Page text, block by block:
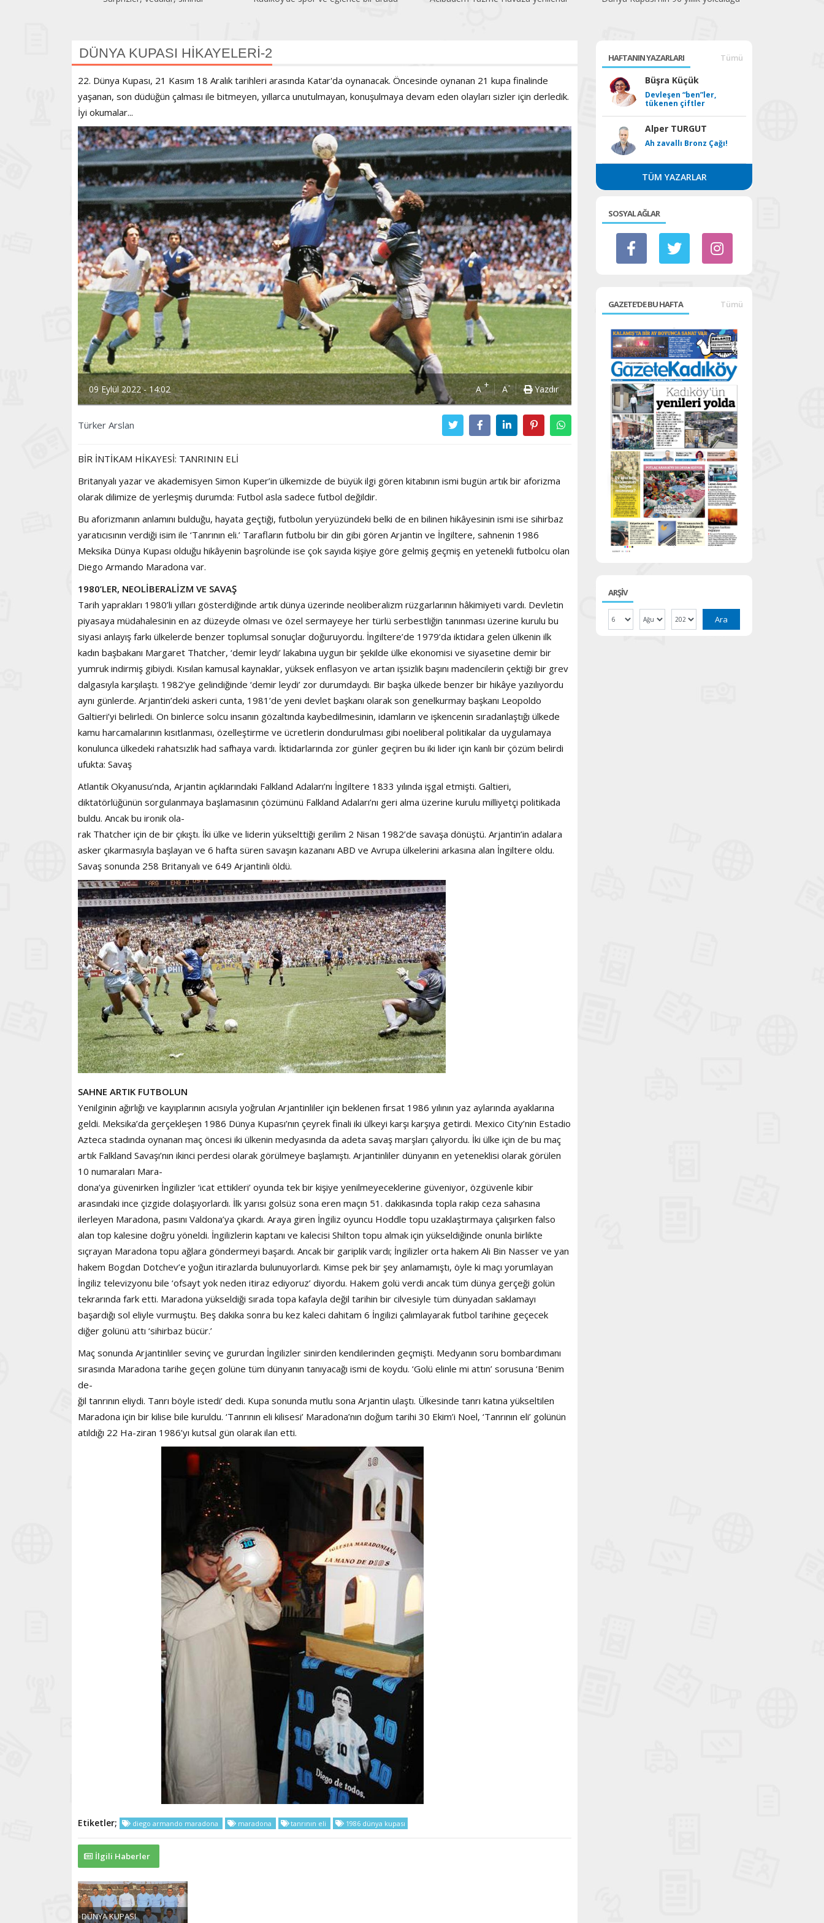
DÜNYA KUPASI HİKAYELERİ-2
22. Dünya Kupası, 21 Kasım 18 Aralık tarihleri arasında Katar'da oynanacak. Öncesinde oynanan 21 kupa finalinde
yaşanan, son düdüğün çalması ile bitmeyen, yıllarca unutulmayan, konuşulmaya devam eden olayları sizler için derledik.
İyi okumalar...
09 Eylül 2022 - 14:02 A+ A- Yazdır
Türker Arslan
BİR İNTİKAM HİKAYESİ: TANRININ ELİ
Britanyalı yazar ve akademisyen Simon Kuper’in ülkemizde de büyük ilgi gören kitabının ismi bugün artık bir aforizma
olarak dilimize de yerleşmiş durumda: Futbol asla sadece futbol değildir.
Bu aforizmanın anlamını bulduğu, hayata geçtiği, futbolun yeryüzündeki belki de en bilinen hikâyesinin ismi ise sihirbaz
yaratıcısının verdiği isim ile ‘Tanrının eli.’ Tarafların futbolu bir din gibi gören Arjantin ve İngiltere, sahnenin 1986
Meksika Dünya Kupası olduğu hikâyenin başrolünde ise çok sayıda kişiye göre gelmiş geçmiş en yetenekli futbolcu olan
Diego Armando Maradona var.
1980’LER, NEOLİBERALİZM VE SAVAŞ
Tarih yaprakları 1980’li yılları gösterdiğinde artık dünya üzerinde neoliberalizm rüzgarlarının hâkimiyeti vardı. Devletin
piyasaya müdahalesinin en az düzeyde olması ve özel sermayeye her türlü serbestliğin tanınması üzerine kurulu bu
siyasi anlayış farkı ülkelerde benzer toplumsal sonuçlar doğuruyordu. İngiltere’de 1979’da iktidara gelen ülkenin ilk
kadın başbakanı Margaret Thatcher, ‘demir leydi’ lakabına uygun bir şekilde ülke ekonomisi ve siyasetine demir bir
yumruk indirmiş gibiydi. Kısılan kamusal kaynaklar, yüksek enflasyon ve artan işsizlik başını madencilerin çektiği bir grev
dalgasıyla karşılaştı. 1982’ye gelindiğinde ‘demir leydi’ zor durumdaydı. Bir başka ülkede benzer bir hikâye yazılıyordu
aynı günlerde. Arjantin’deki askeri cunta, 1981’de yeni devlet başkanı olarak son genelkurmay başkanı Leopoldo
Galtieri’yi belirledi. On binlerce solcu insanın gözaltında kaybedilmesinin, idamların ve işkencenin sıradanlaştığı ülkede
kamu harcamalarının kısıtlanması, özelleştirme ve ücretlerin dondurulması gibi noeliberal politikalar da uygulamaya
konulunca ülkedeki rahatsızlık had safhaya vardı. İktidarlarında zor günler geçiren bu iki lider için kanlı bir çözüm belirdi
ufukta: Savaş
Atlantik Okyanusu’nda, Arjantin açıklarındaki Falkland Adaları’nı İngiltere 1833 yılında işgal etmişti. Galtieri,
diktatörlüğünün sorgulanmaya başlamasının çözümünü Falkland Adaları’nı geri alma üzerine kurulu milliyetçi politikada
buldu. Ancak bu ironik ola-
rak Thatcher için de bir çıkıştı. İki ülke ve liderin yükselttiği gerilim 2 Nisan 1982’de savaşa dönüştü. Arjantin’in adalara
asker çıkarmasıyla başlayan ve 6 hafta süren savaşın kazananı ABD ve Avrupa ülkelerini arkasına alan İngiltere oldu.
Savaş sonunda 258 Britanyalı ve 649 Arjantinli öldü.
SAHNE ARTIK FUTBOLUN
Yenilginin ağırlığı ve kayıplarının acısıyla yoğrulan Arjantinliler için beklenen fırsat 1986 yılının yaz aylarında ayaklarına
geldi. Meksika’da gerçekleşen 1986 Dünya Kupası’nın çeyrek finali iki ülkeyi karşı karşıya getirdi. Mexico City’nin Estadio
Azteca stadında oynanan maç öncesi iki ülkenin medyasında da adeta savaş marşları çalıyordu. İki ülke için de bu maç
artık Falkland Savaşı’nın ikinci perdesi olarak görülmeye başlamıştı. Arjantinliler dünyanın en yeteneklisi olarak görülen
10 numaraları Mara-
dona’ya güvenirken İngilizler ‘icat ettikleri’ oyunda tek bir kişiye yenilmeyeceklerine güveniyor, özgüvenle kibir
arasındaki ince çizgide dolaşıyorlardı. İlk yarısı golsüz sona eren maçın 51. dakikasında topla rakip ceza sahasına
ilerleyen Maradona, pasını Valdona’ya çıkardı. Araya giren İngiliz oyuncu Hoddle topu uzaklaştırmaya çalışırken falso
alan top kalesine doğru yöneldi. İngilizlerin kaptanı ve kalecisi Shilton topu almak için yükseldiğinde onunla birlikte
sıçrayan Maradona topu ağlara göndermeyi başardı. Ancak bir gariplik vardı; İngilizler orta hakem Ali Bin Nasser ve yan
hakem Bogdan Dotchev’e yoğun itirazlarda bulunuyorlardı. Kimse pek bir şey anlamamıştı, öyle ki maçı yorumlayan
İngiliz televizyonu bile ‘ofsayt yok neden itiraz ediyoruz’ diyordu. Hakem golü verdi ancak tüm dünya gerçeği golün
tekrarında fark etti. Maradona yükseldiği sırada topa kafayla değil tarihin bir cilvesiyle tüm dünyadan saklamayı
başardığı sol eliyle vurmuştu. Beş dakika sonra bu kez kaleci dahitam 6 İngilizi çalımlayarak futbol tarihine geçecek
diğer golünü attı ‘sihirbaz bücür.’
Maç sonunda Arjantinliler sevinç ve gururdan İngilizler sinirden kendilerinden geçmişti. Medyanın soru bombardımanı
sırasında Maradona tarihe geçen golüne tüm dünyanın tanıyacağı ismi de koydu. ‘Golü elinle mi attın’ sorusuna ‘Benim
de-
ğil tanrının eliydi. Tanrı böyle istedi’ dedi. Kupa sonunda mutlu sona Arjantin ulaştı. Ülkesinde tanrı katına yükseltilen
Maradona için bir kilise bile kuruldu. ‘Tanrının eli kilisesi’ Maradona’nın doğum tarihi 30 Ekim’i Noel, ‘Tanrının eli’ golünün
atıldığı 22 Ha-ziran 1986’yı kutsal gün olarak ilan etti.
Etiketler; diego armando maradona maradona tanrının eli 1986 dünya kupası
İlgili Haberler
DÜNYA KUPASI
HAFTANIN YAZARLARI Tümü
Büşra Küçük
Devleşen “ben”ler,
tükenen çiftler
Alper TURGUT
Ah zavallı Bronz Çağı!
TÜM YAZARLAR
SOSYAL AĞLAR
GAZETE'DE BU HAFTA Tümü
ARŞİV
Ara